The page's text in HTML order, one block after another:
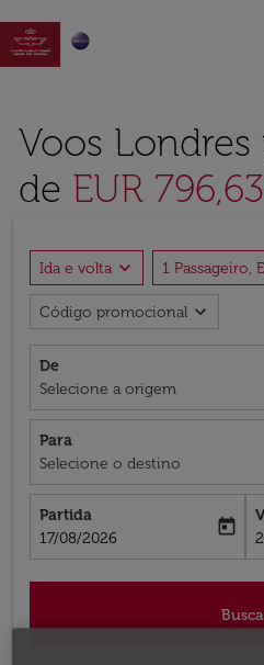

Voos Londres
de EUR
Ida e volta expand_more 1 Passageiro,
Código promocional expand_more
De
Selecione a origem
Para
Selecione o destino
Partida
fc-booking-departure-date-
17/08/2026
today